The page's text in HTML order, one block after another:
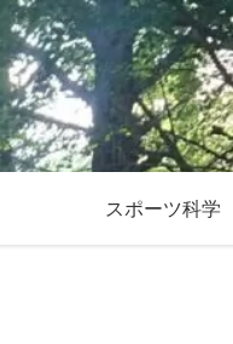
スポーツ科学